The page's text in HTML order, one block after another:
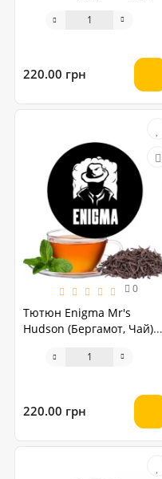
220.00 грн
0
Тютюн Enigma Mr's
Hudson (Бергамот, Чай)
220.00 грн